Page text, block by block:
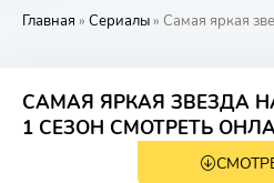
Главная » Сериалы» Самая яркая
САМАЯ ЯРКАЯ ЗВЕЗДА
1 СЕЗОН СМОТРЕТЬ
7.5 7.6